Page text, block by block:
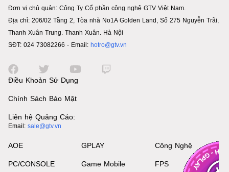
Đơn vị chủ quản: Công Ty Cổ phần công nghệ GTV Việt Nam.
Địa chỉ: 206/02 Tầng 2, Tòa nhà No1A Golden Land, Số 275 Nguyễn Trãi,
Thanh Xuân Trung. Thanh Xuân. Hà Nội
SĐT: 024 73082266 - Email: hotro@gtv.vn
Điều Khoản Sử Dụng
Chính Sách Bảo Mật
Liên hệ Quảng Cáo:
Email: sale@gtv.vn
AOE
PC/CONSOLE
GPLAY
Game Mobile
Công Nghệ
FPS